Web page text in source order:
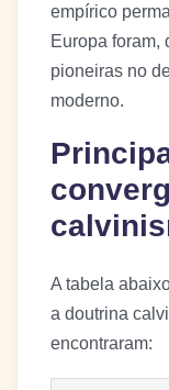
empírico
Europa foram,
pioneiras no
moderno.
A tabela
a doutrina
encontraram: